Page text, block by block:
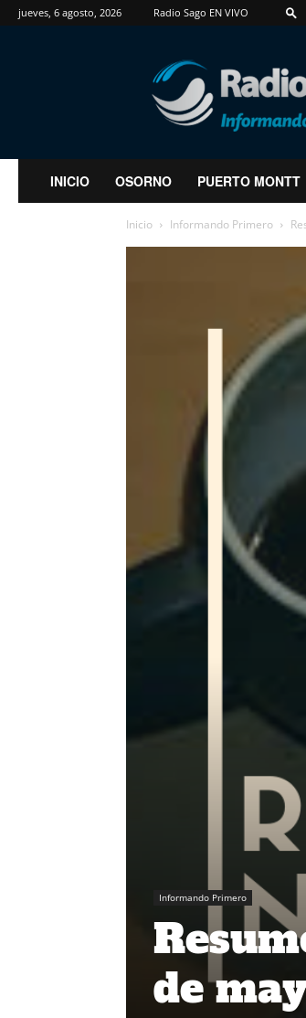
jueves, 6 agosto, 2026 Radio Sago EN VIVO
RadioSago
INICIO OSORNO PUERTO MONTT
Inicio Informando Primero
Informando Primero
de